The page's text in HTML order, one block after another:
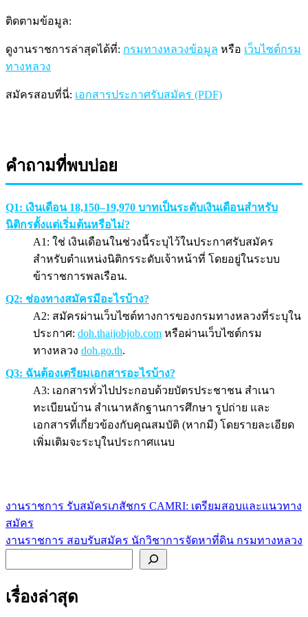
ติดตามข้อมูล:
ดูงานราชการล่าสุดได้ที่: กรมทางหลวงข้อมูล หรือ เว็บไซต์กรม
ทางหลวง
สมัครสอบที่นี่: เอกสารประกาศรับสมัคร (PDF)
คำถามที่พบบ่อย
Q1: เงินเดือน 18,150–19,970 บาทเป็นระดับเงินเดือนสำหรับ
นิติกรตั้งแต่เริ่มต้นหรือไม่?
A1: ใช่ เงินเดือนในช่วงนี้ระบุไว้ในประกาศรับสมัคร
สำหรับตำแหน่งนิติกรระดับเจ้าหน้าที่ โดยอยู่ในระบบ
ข้าราชการพลเรือน.
Q2: ช่องทางสมัครมีอะไรบ้าง?
A2: สมัครผ่านเว็บไซต์ทางการของกรมทางหลวงที่ระบุใน
ประกาศ: doh.thaijobjob.com หรือผ่านเว็บไซต์กรม
ทางหลวง doh.go.th.
Q3: ฉันต้องเตรียมเอกสารอะไรบ้าง?
A3: เอกสารทั่วไปประกอบด้วยบัตรประชาชน สำเนา
ทะเบียนบ้าน สำเนาหลักฐานการศึกษา รูปถ่าย และ
เอกสารที่เกี่ยวข้องกับคุณสมบัติ (หากมี) โดยรายละเอียด
เพิ่มเติมจะระบุในประกาศแนบ
แนะแนว
เรื่อง
งานราชการ รับสมัครเภสัชกร CAMRI: เตรียมสอบและแนวทาง
สมัคร
งานราชการ สอบรับสมัคร นักวิชาการจัดหาที่ดิน กรมทางหลวง
เรื่องล่าสุด